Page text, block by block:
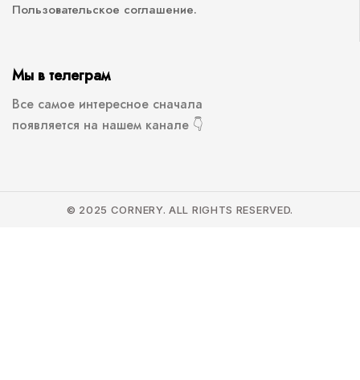
Пользовательское соглашение.
Мы в телеграм
Все самое интересное сначала
появляется на нашем канале 👇
© 2025 CORNERY. ALL RIGHTS RESERVED.